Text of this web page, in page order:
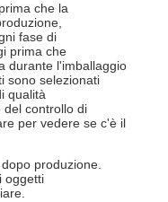
che la
fase di
prima che
durante l'imballaggio
sono selezionati
qualità
del controllo di
per vedere se c'è il
produzione.
oggetti